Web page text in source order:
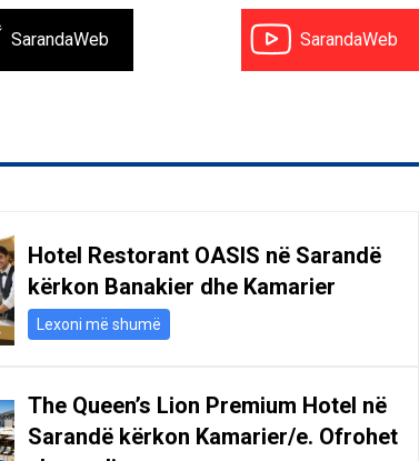
SarandaWeb SarandaWeb
Hotel Restorant OASIS në Sarandë
kërkon Banakier dhe Kamarier
Lexoni më shumë
The Queen’s Lion Premium Hotel në
Sarandë kërkon Kamarier/e. Ofrohet